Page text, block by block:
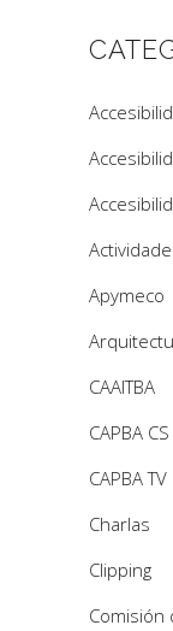
Apymeco
CAAITBA
CAPBA CS
CAPBA TV
Charlas
Clipping
Comisión